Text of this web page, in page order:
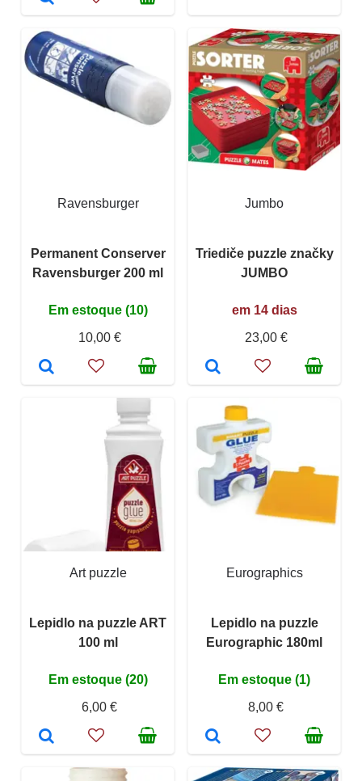
Ravensburger
Permanent Conserver
Ravensburger 200 ml
Em estoque (10)
10,00 €
Jumbo
Triediče puzzle značky
JUMBO
em 14 dias
23,00 €
Art puzzle
Lepidlo na puzzle ART
100 ml
Em estoque (20)
6,00 €
Eurographics
Lepidlo na puzzle
Eurographic 180ml
Em estoque (1)
8,00 €